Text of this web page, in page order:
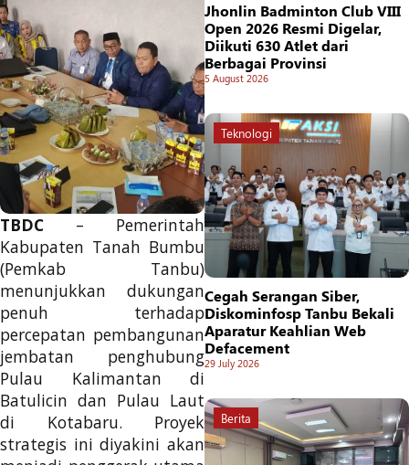
TBDC – Pemerintah
Kabupaten Tanah Bumbu
(Pemkab Tanbu)
menunjukkan dukungan
penuh terhadap
percepatan pembangunan
jembatan penghubung
Pulau Kalimantan di
Batulicin dan Pulau Laut
di Kotabaru. Proyek
strategis ini diyakini akan
Jhonlin Badminton Club VIII
Open 2026 Resmi Digelar,
Diikuti 630 Atlet dari
Berbagai Provinsi
5 August 2026
Teknologi
Cegah Serangan Siber,
Diskominfosp Tanbu Bekali
Aparatur Keahlian Web
Defacement
29 July 2026
Berita